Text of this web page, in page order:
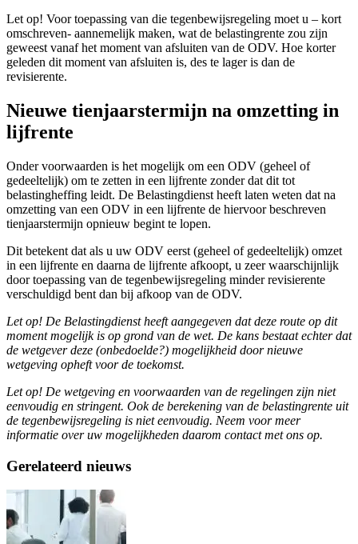
Let op! Voor toepassing van die tegenbewijsregeling moet u – kort
omschreven- aannemelijk maken, wat de belastingrente zou zijn
geweest vanaf het moment van afsluiten van de ODV. Hoe korter
geleden dit moment van afsluiten is, des te lager is dan de
revisierente.
Nieuwe tienjaarstermijn na omzetting in
lijfrente
Onder voorwaarden is het mogelijk om een ODV (geheel of
gedeeltelijk) om te zetten in een lijfrente zonder dat dit tot
belastingheffing leidt. De Belastingdienst heeft laten weten dat na
omzetting van een ODV in een lijfrente de hiervoor beschreven
tienjaarstermijn opnieuw begint te lopen.
Dit betekent dat als u uw ODV eerst (geheel of gedeeltelijk) omzet
in een lijfrente en daarna de lijfrente afkoopt, u zeer waarschijnlijk
door toepassing van de tegenbewijsregeling minder revisierente
verschuldigd bent dan bij afkoop van de ODV.
Let op! De Belastingdienst heeft aangegeven dat deze route op dit
moment mogelijk is op grond van de wet. De kans bestaat echter dat
de wetgever deze (onbedoelde?) mogelijkheid door nieuwe
wetgeving opheft voor de toekomst.
Let op! De wetgeving en voorwaarden van de regelingen zijn niet
eenvoudig en stringent. Ook de berekening van de belastingrente uit
de tegenbewijsregeling is niet eenvoudig. Neem voor meer
informatie over uw mogelijkheden daarom contact met ons op.
Gerelateerd nieuws